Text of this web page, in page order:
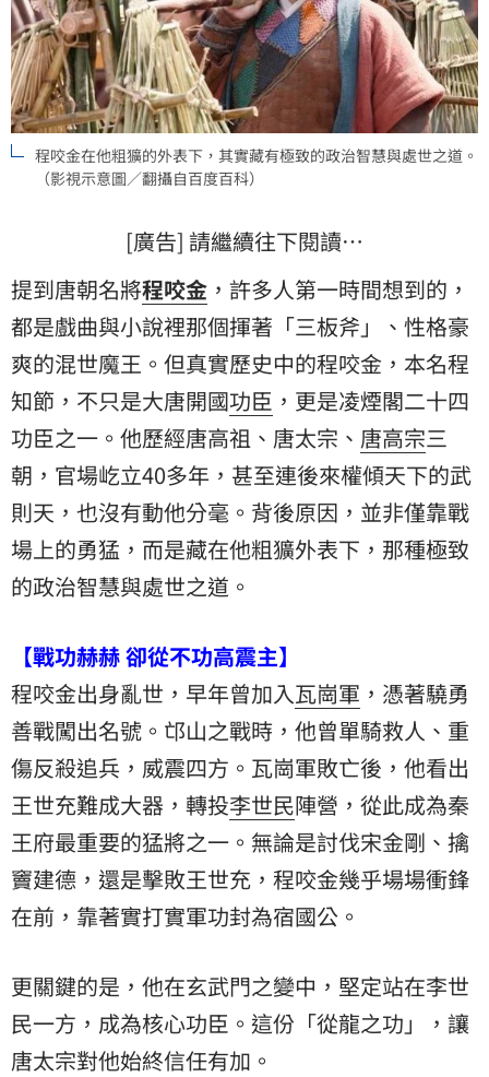
程咬金在他粗獷的外表下，其實藏有極致的政治智慧與處世之道。
（影視示意圖／翻攝自百度百科）
[廣告] 請繼續往下閱讀…
提到唐朝名將程咬金 ，許多人第一時間想到的，
都是戲曲與小說裡那個揮著「三板斧」、性格豪
爽的混世魔王。但真實歷史中的程咬金，本名程
知節，不只是大唐開國功臣 ，更是凌煙閣二十四
功臣之一。他歷經唐高祖、唐太宗、 唐高宗三
朝，官場屹立40多年，甚至連後來權傾天下的武
則天 ，也沒有動他分毫。背後原因，並非僅靠戰
場上的勇猛，而是藏在他粗獷外表下，那種極致
的政治智慧與處世之道。
【戰功赫赫 卻從不功高震主】
程咬金出身亂世，早年曾加入瓦崗軍 ，憑著驍勇
善戰闖出名號。邙山之戰時，他曾單騎救人、重
傷反殺追兵，威震四方。瓦崗軍敗亡後，他看出
王世充難成大器，轉投李世民陣營，從此成為秦
王府最重要的猛將之一。無論是討伐宋金剛、擒
竇建德，還是擊敗王世充，程咬金幾乎場場衝鋒
在前，靠著實打實軍功封為宿國公。
更關鍵的是，他在玄武門之變中，堅定站在李世
民一方，成為核心功臣。這份「從龍之功」，讓
唐太宗對他始終信任有加。